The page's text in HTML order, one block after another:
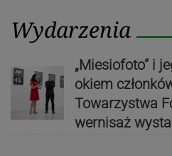
Wydarzenia
„Miesiofoto” i
okiem
Towarzystwa
wernisaż